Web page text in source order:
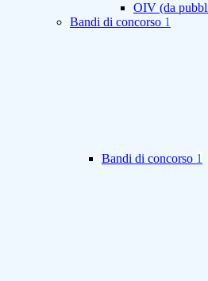
OIV (da
Bandi di concorso 1
Bandi di concorso 1